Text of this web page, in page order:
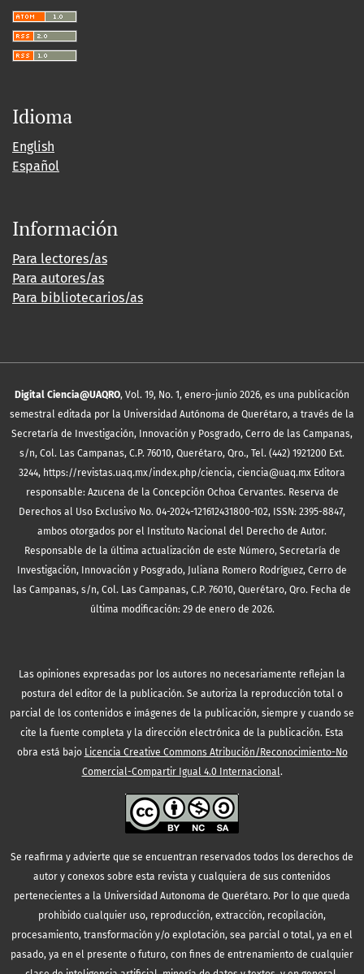
Idioma
English
Español
Información
Para lectores/as
Para autores/as
Para bibliotecarios/as
Digital Ciencia@UAQRO, Vol. 19, No. 1, enero-junio 2026, es una publicación
semestral editada por la Universidad Autónoma de Querétaro, a través de la
Secretaría de Investigación, Innovación y Posgrado, Cerro de las Campanas,
s/n, Col. Las Campanas, C.P. 76010, Querétaro, Qro., Tel. (442) 1921200 Ext.
3244, https://revistas.uaq.mx/index.php/ciencia, ciencia@uaq.mx Editora
responsable: Azucena de la Concepción Ochoa Cervantes. Reserva de
Derechos al Uso Exclusivo No. 04-2024-121612431800-102, ISSN: 2395-8847,
ambos otorgados por el Instituto Nacional del Derecho de Autor.
Responsable de la última actualización de este Número, Secretaría de
Investigación, Innovación y Posgrado, Juliana Romero Rodríguez, Cerro de
las Campanas, s/n, Col. Las Campanas, C.P. 76010, Querétaro, Qro. Fecha de
última modificación: 29 de enero de 2026.
Las opiniones expresadas por los autores no necesariamente reflejan la
postura del editor de la publicación. Se autoriza la reproducción total o
parcial de los contenidos e imágenes de la publicación, siempre y cuando se
cite la fuente completa y la dirección electrónica de la publicación. Esta
obra está bajo Licencia Creative Commons Atribución/Reconocimiento-No
Comercial-Compartir Igual 4.0 Internacional.
Se reafirma y advierte que se encuentran reservados todos los derechos de
autor y conexos sobre esta revista y cualquiera de sus contenidos
pertenecientes a la Universidad Autonoma de Querétaro. Por lo que queda
prohibido cualquier uso, reproducción, extracción, recopilación,
procesamiento, transformación y/o explotación, sea parcial o total, ya en el
pasado, ya en el presente o futuro, con fines de entrenamiento de cualquier